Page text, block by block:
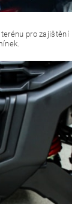
pro zajištění